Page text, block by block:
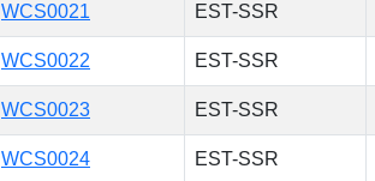
WCS0021 EST-SSR
WCS0022 EST-SSR
WCS0023 EST-SSR
WCS0024 EST-SSR